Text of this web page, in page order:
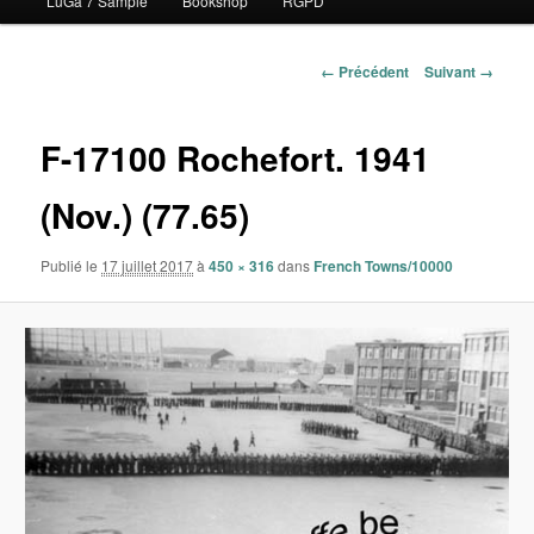
contenu
Navigation
← Précédent Suivant →
F-17100 Rochefort. 1941
(Nov.) (77.65)
Publié le 17 juillet 2017à450 × 316dans French Towns/10000